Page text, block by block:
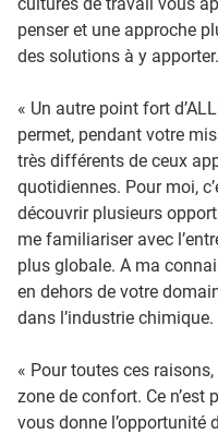
penser et une approche
des solutions à y
« Un autre point fort
permet, pendant votre
très différents de ceux
quotidiennes. Pour moi,
découvrir plusieurs
me familiariser avec
plus globale. A ma
en dehors de votre
dans l’industrie chimique.
« Pour toutes ces
zone de confort. Ce n’est
vous donne l’opportunité